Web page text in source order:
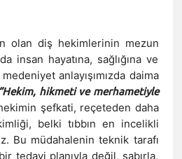
olan diş hekimlerinin mezun
insan hayatına, sağlığına ve
anlayışımızda daima
“Hekim, hikmeti ve merhametiyle
şefkati, reçeteden daha
belki tıbbın en incelikli
Bu müdahalenin teknik tarafı
tedavi planıyla değil, sabırla,